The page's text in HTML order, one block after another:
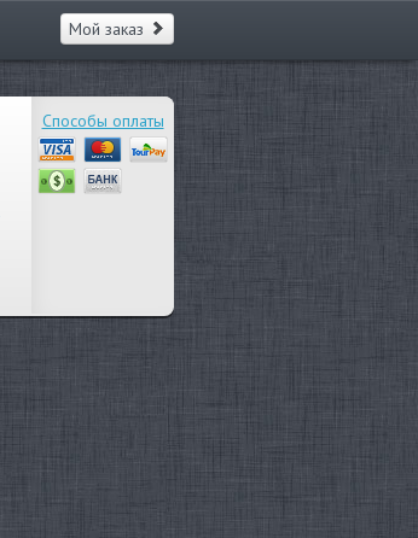
Мой заказ
Способы оплаты